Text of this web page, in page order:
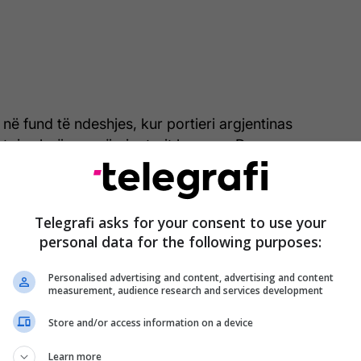
fund të ndeshjes, kur portieri argjentinas
ashpër pranë gjyqtarit kryesor, Damaso
duke kërkuar rishikimin e një situate me
një bashkëlojtar i tij.
2'de Zaragoza'nın deplasmanda Huesca'ya 1-0
maçta Zaragoza kalecisi Esteban Andrada
çıldırıp Huescalı Jorge Pulido'yu yere
pic.twitter.com/9JGsoEXg4f
Dergi (@tribundergi)
Pulidos, situata eskaloi dhe Andrada reagoi
Telegrafi asks for your consent to use your
personal data for the following purposes:
Personalised advertising and content, advertising and content
measurement, audience research and services development
Store and/or access information on a device
Learn more